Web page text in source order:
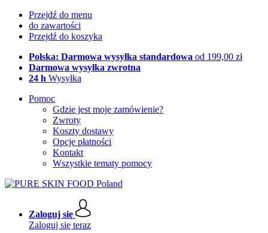
Przejdź do menu
do zawartości
Przejdź do koszyka
Polska: Darmowa wysyłka standardowa od 199,00 zł
Darmowa wysyłka zwrotna
24 h Wysyłka
Pomoc
Gdzie jest moje zamówienie?
Zwroty
Koszty dostawy
Opcje płatności
Kontakt
Wszystkie tematy pomocy
Zaloguj się
Zaloguj się teraz